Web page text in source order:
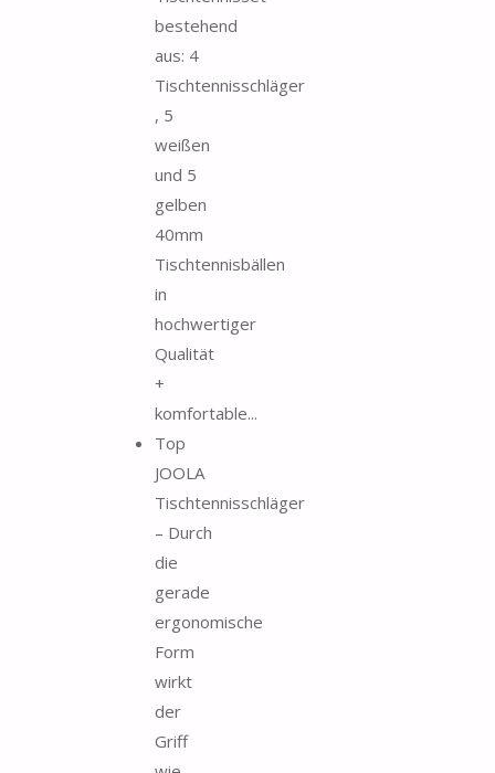
bestehend
aus: 4
Tischtennisschläger
, 5
weißen
und 5
gelben
40mm
Tischtennisbällen
in
hochwertiger
Qualität
+
komfortable...
Top
JOOLA
Tischtennisschläger
– Durch
die
gerade
ergonomische
Form
wirkt
der
Griff